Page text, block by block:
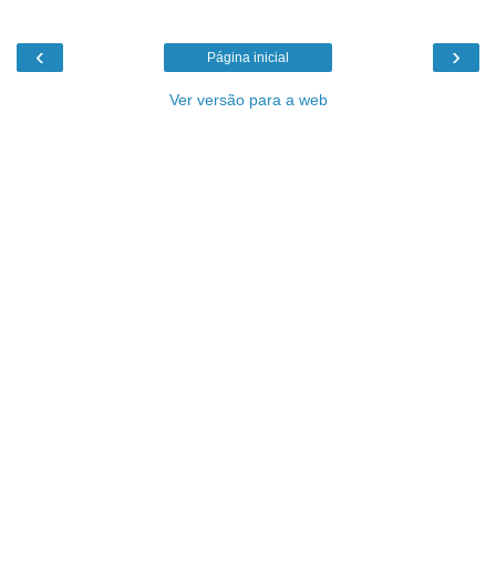
‹ ›
Página inicial
Ver versão para a web